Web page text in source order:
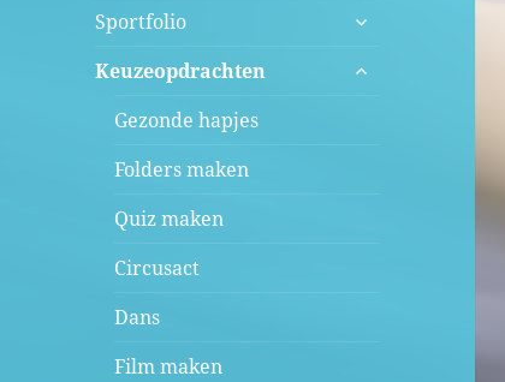
Sportfolio
submenu
Keuzeopdrachten
submenu
Gezonde hapjes
Folders maken
Quiz maken
Circusact
Dans
Film maken